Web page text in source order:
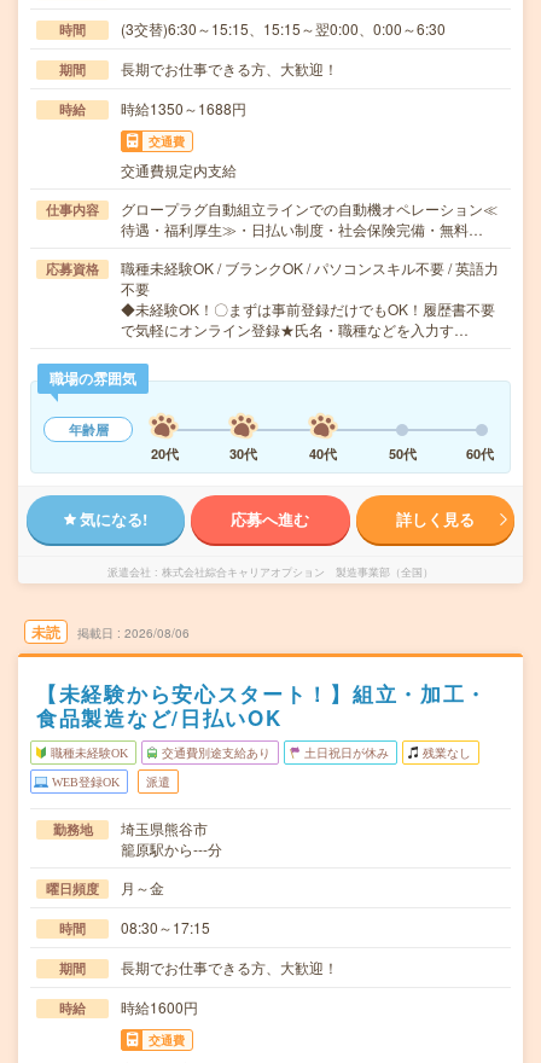
時間 (3交替)6:30～15:15、15:15～翌0:00、0:00～6:30
期間 長期でお仕事できる方、大歓迎！
時給 時給1350～1688円
交通費
交通費規定内支給
仕事内容
グロープラグ自動組立ラインでの自動機オペレーション≪
待遇・福利厚生≫・日払い制度・社会保険完備・無料…
応募資格
職種未経験OK / ブランクOK / パソコンスキル不要 / 英語力
不要
◆未経験OK！〇まずは事前登録だけでもOK！履歴書不要
で気軽にオンライン登録★氏名・職種などを入力す…
職場の雰囲気
年齢層
20代
30代 40代 50代 60代
気になる! 応募へ進む 詳しく見る
派遣会社 株式会社綜合キャリアオプション 製造事業部（全国）
未読 掲載日 2026/08/06
【未経験から安心スタート！】組立・加工・
食品製造など/日払いOK
職種未経験OK 交通費別途支給あり 土日祝日が休み 残業なし
WEB登録OK 派遣
勤務地
埼玉県熊谷市
籠原駅から---分
曜日頻度 月～金
時間 08:30～17:15
期間 長期でお仕事できる方、大歓迎！
時給 時給1600円
交通費